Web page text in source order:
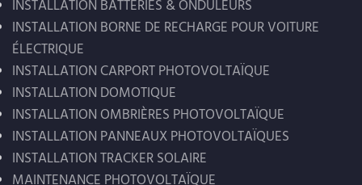
INSTALLATION BATTERIES & ONDULEURS
INSTALLATION BORNE DE RECHARGE POUR VOITURE
ÉLECTRIQUE
INSTALLATION CARPORT PHOTOVOLTAÏQUE
INSTALLATION DOMOTIQUE
INSTALLATION OMBRIÈRES PHOTOVOLTAÏQUE
INSTALLATION PANNEAUX PHOTOVOLTAÏQUES
INSTALLATION TRACKER SOLAIRE
MAINTENANCE PHOTOVOLTAÏQUE